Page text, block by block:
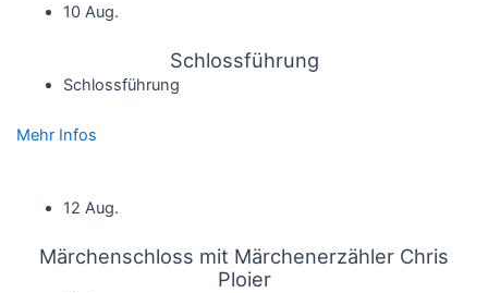
10 Aug.
Schlossführung
Schlossführung
Mehr Infos
12 Aug.
Märchenschloss mit Märchenerzähler Chris
Ploier